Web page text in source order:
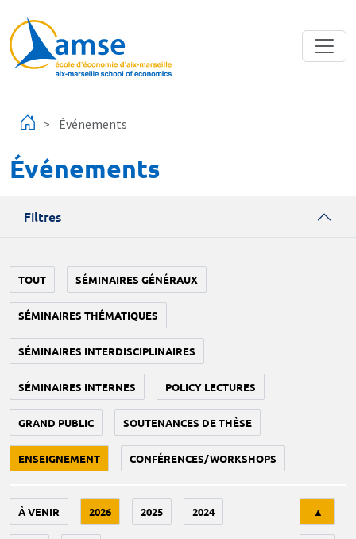
Événements
Événements
Filtres
TOUT SÉMINAIRES GÉNÉRAUX
SÉMINAIRES THÉMATIQUES
SÉMINAIRES INTERDISCIPLINAIRES
SÉMINAIRES INTERNES POLICY LECTURES
GRAND PUBLIC SOUTENANCES DE THÈSE
ENSEIGNEMENT CONFÉRENCES/WORKSHOPS
À VENIR 2026 2025 2024 ▲